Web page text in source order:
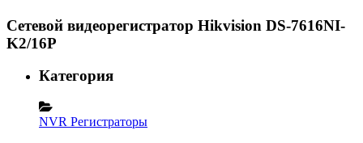
Сетевой видеорегистратор Hikvision DS-7616NI-
K2/16P
Категория
NVR Регистраторы